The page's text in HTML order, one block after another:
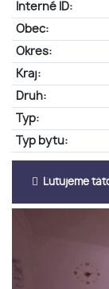
Interné ID:
Obec:
Okres:
Kraj:
Druh:
Typ:
Typ bytu:
Ľutujeme